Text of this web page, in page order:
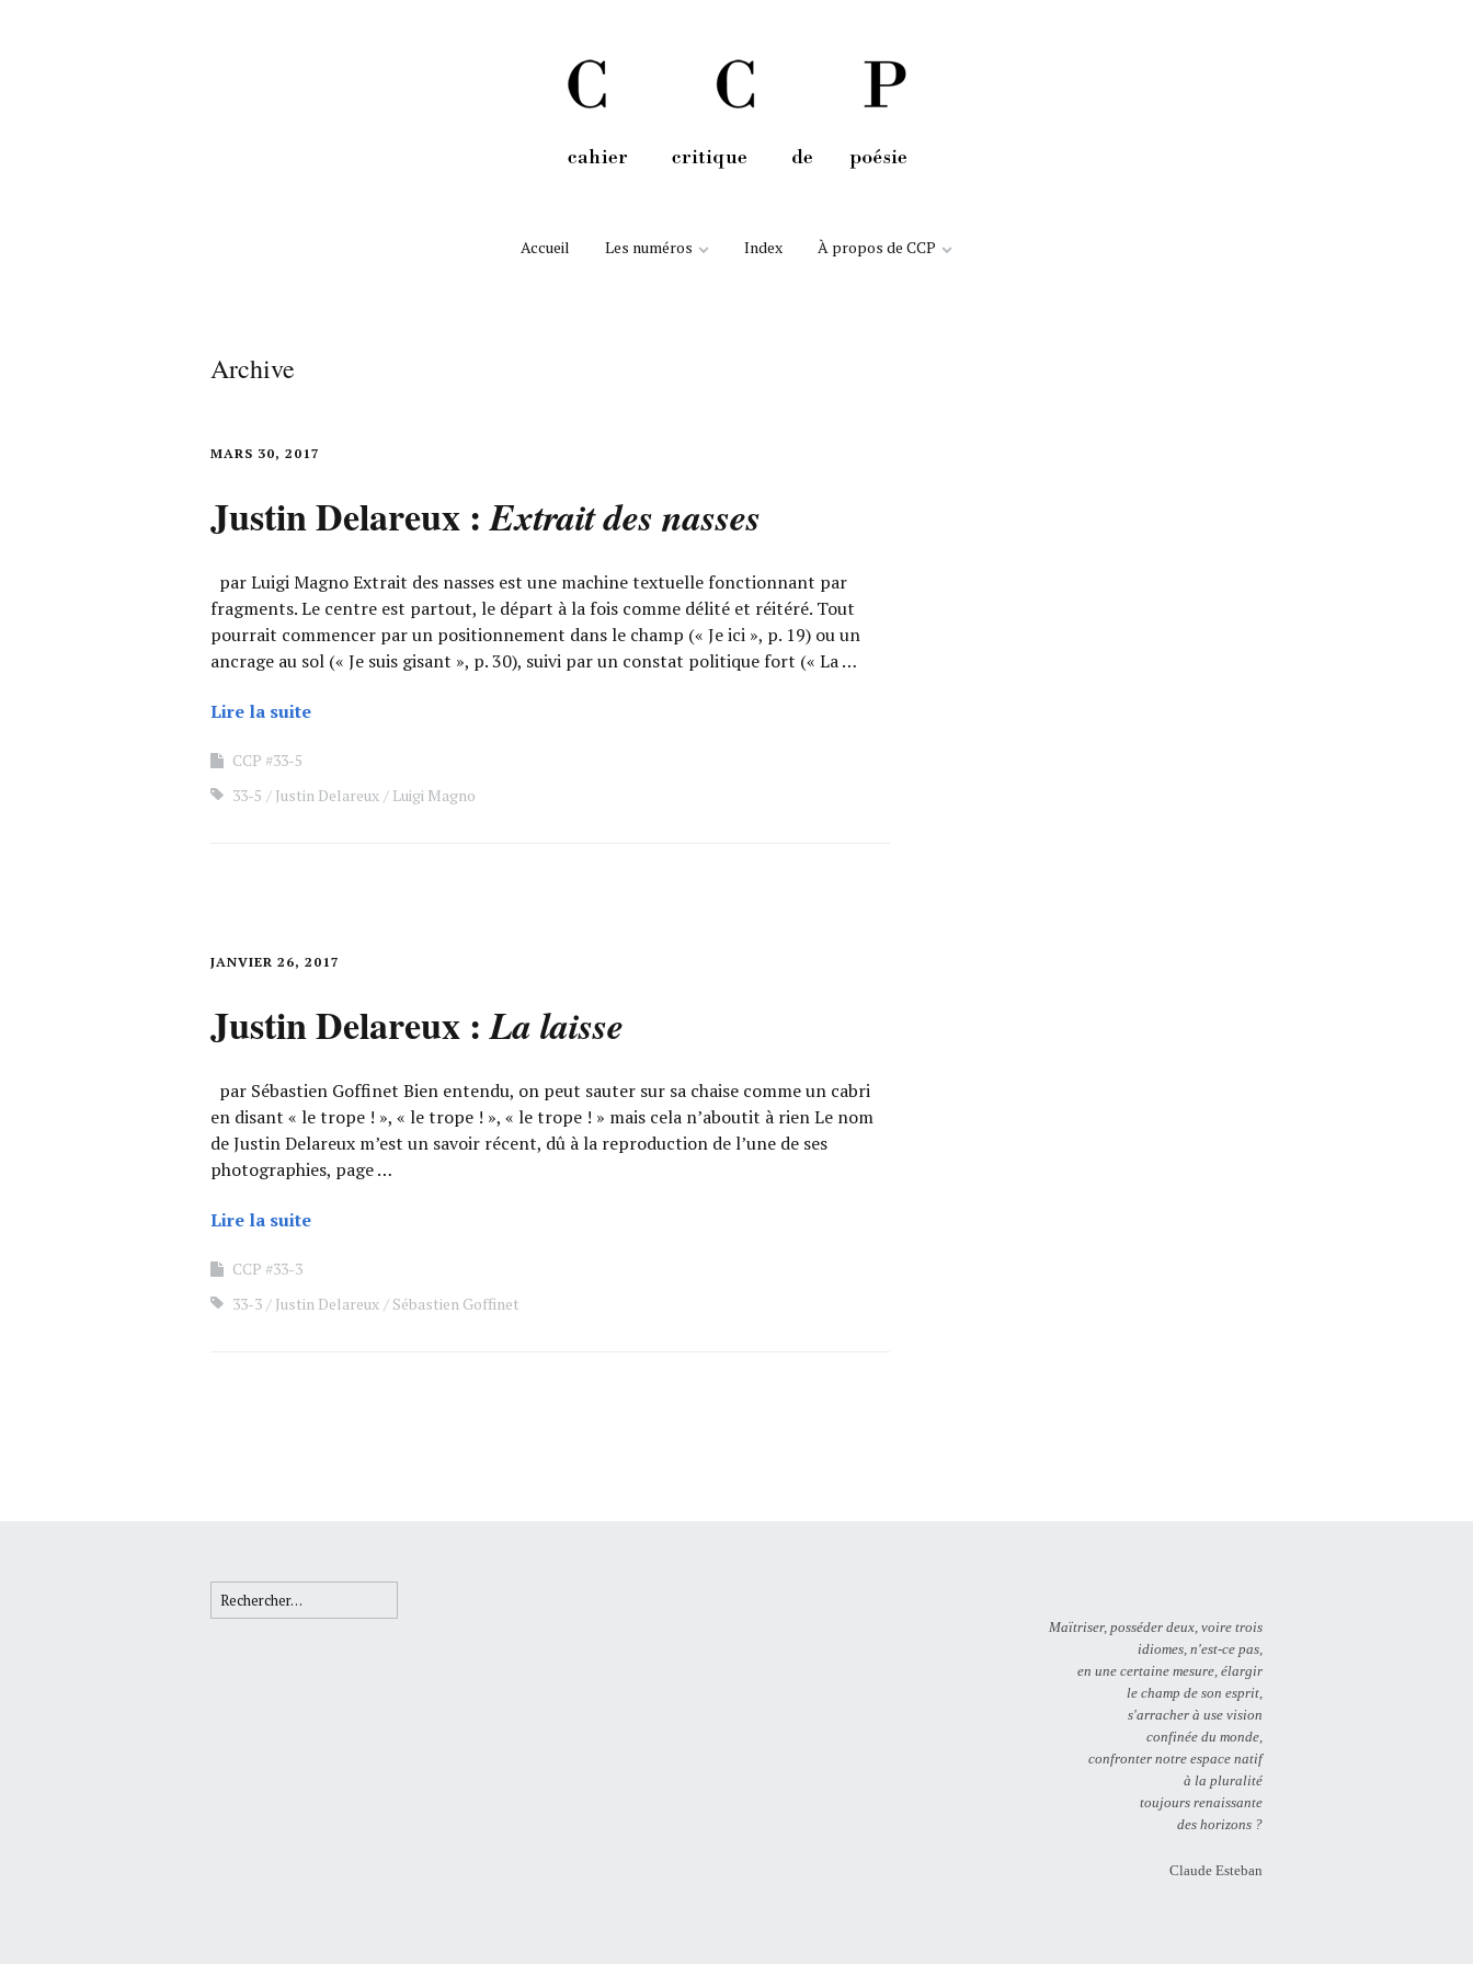
Aller au contenu
Accueil Les numéros Index À propos de CCP
Archive
MARS 30, 2017
Justin Delareux :Extrait des nasses
par Luigi Magno Extrait des nasses est une machine textuelle fonctionnant par
fragments. Le centre est partout, le départ à la fois comme délité et réitéré. Tout
pourrait commencer par un positionnement dans le champ (« Je ici », p. 19) ou un
ancrage au sol (« Je suis gisant », p. 30), suivi par un constat politique fort (« La …
Lire la suite
CCP #33-5
33-5
Justin Delareux Luigi Magno
JANVIER 26, 2017
Justin Delareux :La laisse
par Sébastien Goffinet Bien entendu, on peut sauter sur sa chaise comme un cabri
en disant « le trope ! », « le trope ! », « le trope ! » mais cela n’aboutit à rien Le nom
de Justin Delareux m’est un savoir récent, dû à la reproduction de l’une de ses
photographies, page …
Lire la suite
CCP #33-3
33-3
Justin Delareux Sébastien Goffinet
Rechercher :
Maïtriser, posséder deux, voire trois
idiomes, n'est-ce pas,
en une certaine mesure, élargir
le champ de son esprit,
s'arracher à use vision
confinée du monde,
confronter notre espace natif
à la pluralité
toujours renaissante
des horizons ?
Claude Esteban